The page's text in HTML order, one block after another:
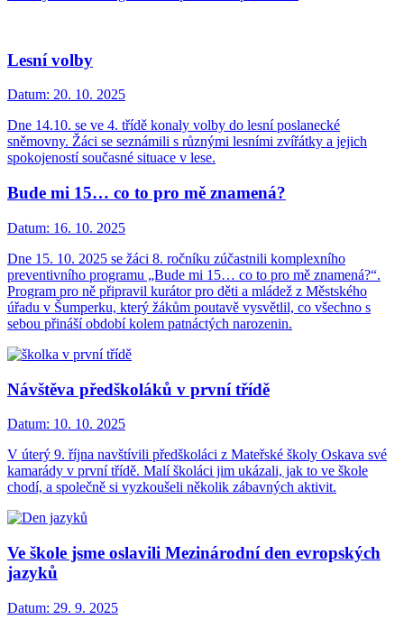
Lesní volby
Datum: 20. 10. 2025
Dne 14.10. se ve 4. třídě konaly volby do lesní poslanecké
sněmovny. Žáci se seznámili s různými lesními zvířátky a jejich
spokojeností současné situace v lese.
Bude mi 15… co to pro mě znamená?
Datum: 16. 10. 2025
Dne 15. 10. 2025 se žáci 8. ročníku zúčastnili komplexního
preventivního programu „Bude mi 15… co to pro mě znamená?“.
Program pro ně připravil kurátor pro děti a mládež z Městského
úřadu v Šumperku, který žákům poutavě vysvětlil, co všechno s
sebou přináší období kolem patnáctých narozenin.
Návštěva předškoláků v první třídě
Datum: 10. 10. 2025
V úterý 9. října navštívili předškoláci z Mateřské školy Oskava své
kamarády v první třídě. Malí školáci jim ukázali, jak to ve škole
chodí, a společně si vyzkoušeli několik zábavných aktivit.
Ve škole jsme oslavili Mezinárodní den evropských
jazyků
Datum: 29. 9. 2025